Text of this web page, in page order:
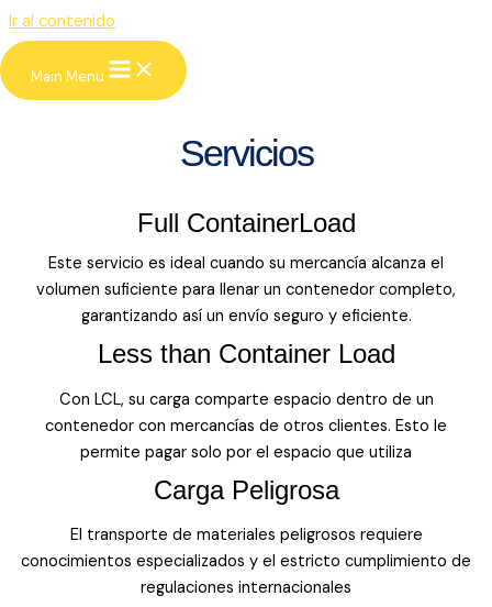
Ir al contenido
Main Menu
KGS Businees Group
Look deep into nature, and you will
Servicios
Full ContainerLoad
Este servicio es ideal cuando su mercancía alcanza el
volumen suficiente para llenar un contenedor completo,
garantizando así un envío seguro y eficiente.
Less than Container Load
Con LCL, su carga comparte espacio dentro de un
contenedor con mercancías de otros clientes. Esto le
permite pagar solo por el espacio que utiliza
Carga Peligrosa
El transporte de materiales peligrosos requiere
conocimientos especializados y el estricto cumplimiento de
regulaciones internacionales